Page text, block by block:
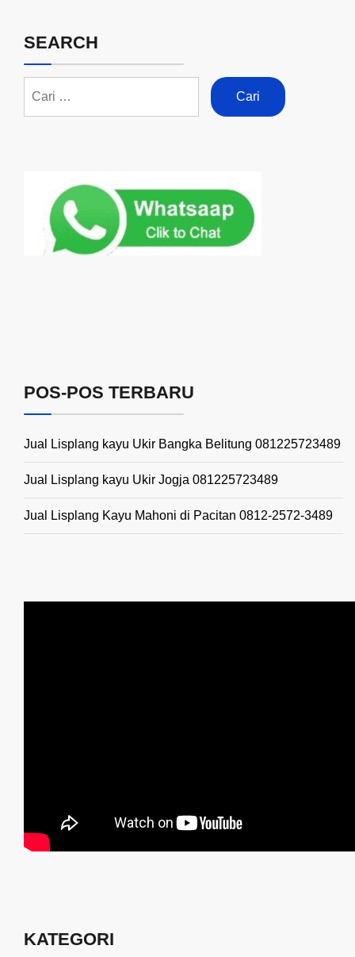
SEARCH
POS-POS TERBARU
Jual Lisplang kayu Ukir Bangka Belitung 081225723489
Jual Lisplang kayu Ukir Jogja 081225723489
Jual Lisplang Kayu Mahoni di Pacitan 0812-2572-3489
KATEGORI